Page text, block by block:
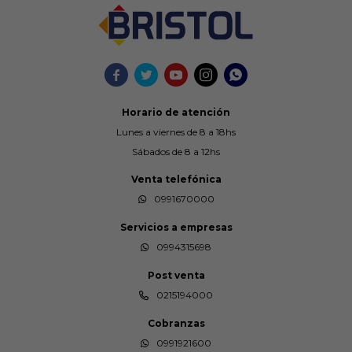
    
Horario de atención
Lunes a viernes de 8 a 18hs
Sábados de 8 a 12hs
Venta telefónica
0991670000
Servicios a empresas
0994315698
Post venta
0215194000
Cobranzas
0991921600